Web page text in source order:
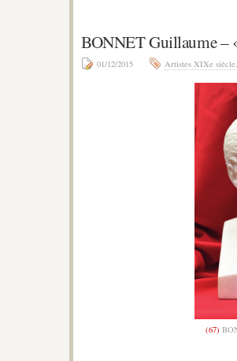
BONNET Guillaume
01/12/2015 Artistes XIXe siècle
(67)